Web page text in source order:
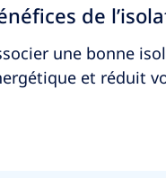
de
une bonne
et réduit